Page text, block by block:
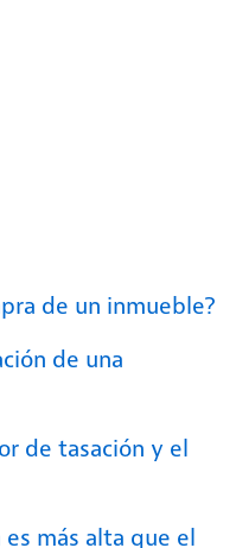
de un inmueble?
de una
de tasación y el
es más alta que el